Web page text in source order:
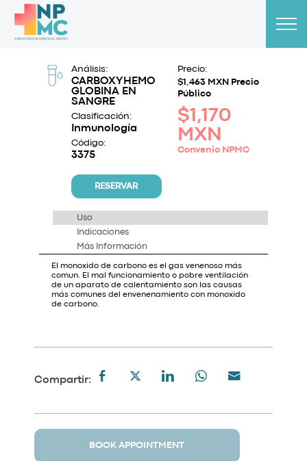
Análisis:
CARBOXYHEMO
GLOBINA EN
SANGRE
Clasificación:
Inmunología
Código:
3375
RESERVAR
Precio:
$1,463 MXN Precio
Público
$1,170
MXN
Convenio NPMC
Uso
Indicaciones
Más Información
El monoxido de carbono es el gas venenoso más
comun. El mal funcionamiento o pobre ventilación
de un aparato de calentamiento son las causas
más comunes del envenenamiento con monoxido
de carbono.
Compartir:
BOOK APPOINTMENT